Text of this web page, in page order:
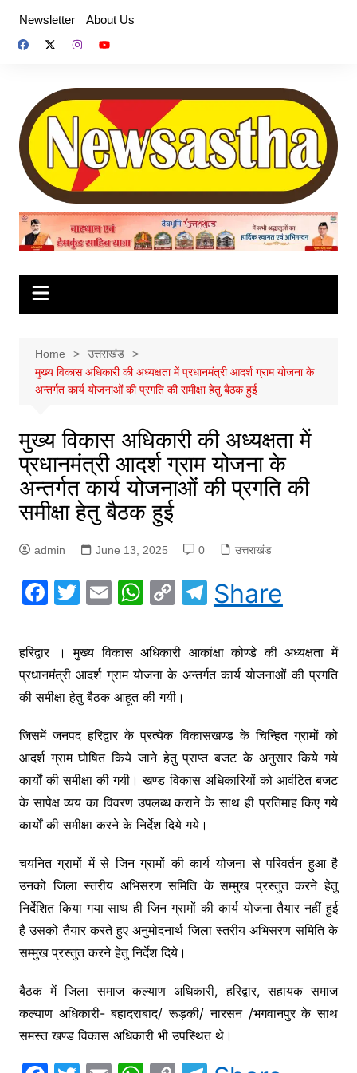
content
Newsletter About Us
Home
उत्तराखंड
मुख्य विकास अधिकारी की अध्यक्षता में प्रधानमंत्री आदर्श ग्राम योजना के
अन्तर्गत कार्य योजनाओं की प्रगति की समीक्षा हेतु बैठक हुई
मुख्य विकास अधिकारी की अध्यक्षता में
प्रधानमंत्री आदर्श ग्राम योजना के
अन्तर्गत कार्य योजनाओं की प्रगति की
समीक्षा हेतु बैठक हुई
admin June 13, 2025 0 उत्तराखंड
F
c
e
b
o
k
T
itt
er
E
ai
l
W
at
s
A
p
p
C
p
y
Li
k
T
el
e
gr
Share
हरिद्वार । मुख्य विकास अधिकारी आकांक्षा कोण्डे की अध्यक्षता में
प्रधानमंत्री आदर्श ग्राम योजना के अन्तर्गत कार्य योजनाओं की प्रगति
की समीक्षा हेतु बैठक आहूत की गयी।
जिसमें जनपद हरिद्वार के प्रत्येक विकासखण्ड के चिन्हित ग्रामों को
आदर्श ग्राम घोषित किये जाने हेतु प्राप्त बजट के अनुसार किये गये
कार्याें की समीक्षा की गयी। खण्ड विकास अधिकारियों को आवंटित बजट
के सापेक्ष व्यय का विवरण उपलब्ध कराने के साथ ही प्रतिमाह किए गये
कार्यों की समीक्षा करने के निर्देश दिये गये।
चयनित ग्रामों में से जिन ग्रामों की कार्य योजना से परिवर्तन हुआ है
उनको जिला स्तरीय अभिसरण समिति के सम्मुख प्रस्तुत करने हेतु
निर्देशित किया गया साथ ही जिन ग्रामों की कार्य योजना तैयार नहीं हुई
है उसको तैयार करते हुए अनुमोदनार्थ जिला स्तरीय अभिसरण समिति के
सम्मुख प्रस्तुत करने हेतु निर्देश दिये।
बैठक में जिला समाज कल्याण अधिकारी, हरिद्वार, सहायक समाज
कल्याण अधिकारी- बहादराबाद/ रूड़की/ नारसन /भगवानपुर के साथ
समस्त खण्ड विकास अधिकारी भी उपस्थित थे।